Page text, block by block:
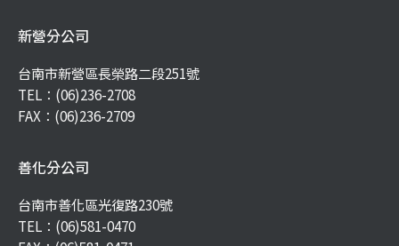
新營分公司
台南市新營區長榮路二段251號
TEL： (06)236-2708
FAX：(06)236-2709
善化分公司
台南市善化區光復路230號
TEL： (06)581-0470